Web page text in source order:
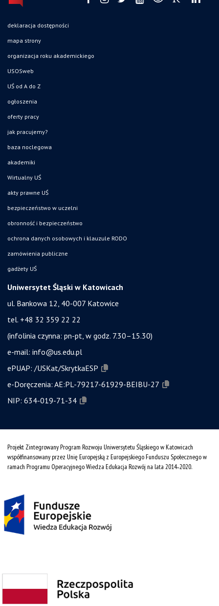
deklaracja dostępności
mapa strony
organizacja roku akademickiego
USOSweb
UŚ od A do Z
ogłoszenia
oferty pracy
jak pracujemy?
baza noclegowa
akademiki
Wirtualny UŚ
akty prawne UŚ
bezpieczeństwo w uczelni
obronność i bezpieczeństwo
ochrona danych osobowych i klauzule RODO
zamówienia publiczne
gadżety UŚ
Uniwersytet Śląski w Katowicach
ul. Bankowa 12, 40-007 Katowice
tel. +48 32 359 22 22
(infolinia czynna: pn-pt, w godz. 7.30–15.30)
e-mail: info@us.edu.pl
ePUAP: /USKat/SkrytkaESP
e-Doręczenia: AE:PL-79217-61929-BEIBU-27
NIP: 634-019-71-34
Projekt Zintegrowany Program Rozwoju Uniwersytetu Śląskiego w Katowicach
współfinansowany przez Unię Europejską z Europejskiego Funduszu Społecznego w
ramach Programu Operacyjnego Wiedza Edukacja Rozwój na lata 2014˗2020.